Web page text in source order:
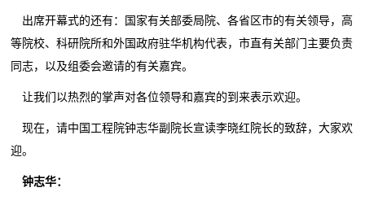
出席开幕式的还有：国家有关部委局院、各省区市的有关领导，高
等院校、科研院所和外国政府驻华机构代表，市直有关部门主要负责
同志，以及组委会邀请的有关嘉宾。
让我们以热烈的掌声对各位领导和嘉宾的到来表示欢迎。
现在，请中国工程院钟志华副院长宣读李晓红院长的致辞，大家欢
迎。
钟志华：